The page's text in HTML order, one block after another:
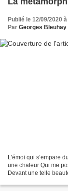
Publié le 12/09/2020
Par Georges Bleuhay
L’émoi qui s’empare
une chaleur Qui me
Devant une telle